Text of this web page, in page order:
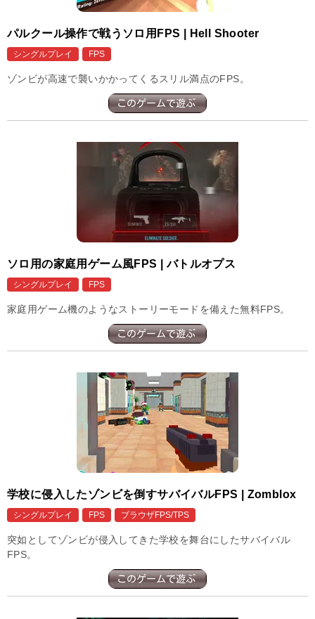
パルクール操作で戦うソロ用FPS | Hell Shooter
シングルプレイ FPS
ゾンビが高速で襲いかかってくるスリル満点のFPS。
ソロ用の家庭用ゲーム風FPS | バトルオプス
シングルプレイ FPS
家庭用ゲーム機のようなストーリーモードを備えた無料FPS。
学校に侵入したゾンビを倒すサバイバルFPS | Zomblox
シングルプレイ FPS ブラウザFPS/TPS
突如としてゾンビが侵入してきた学校を舞台にしたサバイバル
FPS。